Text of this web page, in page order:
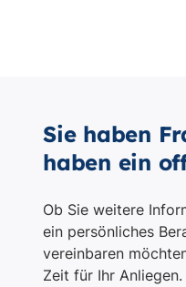
Sie haben
haben ein
Ob Sie weitere
ein persönliches
vereinbaren
Zeit für Ihr